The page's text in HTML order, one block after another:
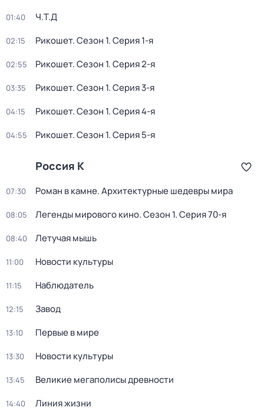
01:40 Ч.T.Д
02:15 Рикошет. Сезон 1. Серия 1-я
02:55 Рикошет. Сезон 1. Серия 2-я
03:35 Рикошет. Сезон 1. Серия 3-я
04:15 Рикошет. Сезон 1. Серия 4-я
04:55 Рикошет. Сезон 1. Серия 5-я
Россия К
07:30 Роман в камне. Архитектурные шедевры мира
08:05 Легенды мирового кино. Сезон 1. Серия 70-я
08:40 Летучая мышь
11:00 Новости культуры
11:15 Наблюдатель
12:15 Завод
13:10 Первые в мире
13:30 Новости культуры
13:45 Великие мегаполисы древности
14:40 Линия жизни